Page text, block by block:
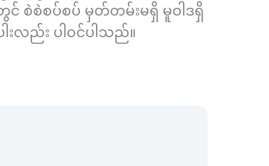
တွင် စဲစဲစပ်စပ် မှတ်တမ်းမရှိ မူဝါဒရှိ
ါးလည်း ပါဝင်ပါသည်။